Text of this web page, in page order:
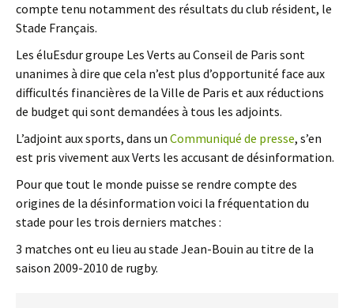
compte tenu notamment des résultats du club résident, le
Stade Français.
Les éluEsdur groupe Les Verts au Conseil de Paris sont
unanimes à dire que cela n’est plus d’opportunité face aux
difficultés financières de la Ville de Paris et aux réductions
de budget qui sont demandées à tous les adjoints.
L’adjoint aux sports, dans un Communiqué de presse, s’en
est pris vivement aux Verts les accusant de désinformation.
Pour que tout le monde puisse se rendre compte des
origines de la désinformation voici la fréquentation du
stade pour les trois derniers matches :
3 matches ont eu lieu au stade Jean-Bouin au titre de la
saison 2009-2010 de rugby.